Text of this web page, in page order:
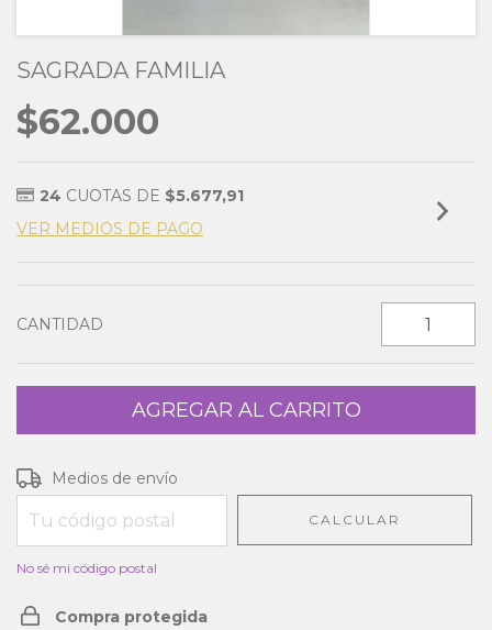
SAGRADA FAMILIA
$62.000
24 CUOTAS DE $5.677,91
VER MEDIOS DE PAGO
CANTIDAD
Entregas para el CP:
Medios de envío
CALCULAR
No sé mi código postal
Compra protegida